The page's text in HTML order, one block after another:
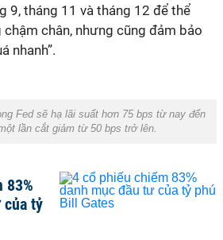
9, tháng 11 và tháng 12 để thể
chậm chân, nhưng cũng đảm bảo
nhanh”.
Fed sẽ hạ lãi suất hơn 75 bps từ nay đến
lần cắt giảm từ 50 bps trở lên.
83%
của tỷ